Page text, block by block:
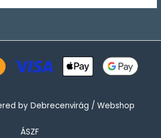
by Debrecenvirág / Webshop
ÁSZF